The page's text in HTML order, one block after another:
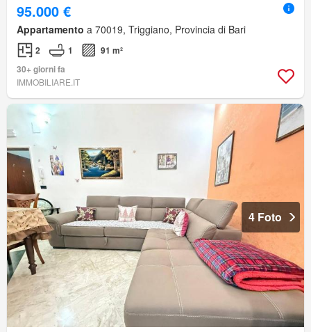
95.000 €
Appartamento a 70019, Triggiano, Provincia di Bari
2 1
91 m²
30+ giorni fa
IMMOBILIARE.IT
4 Foto